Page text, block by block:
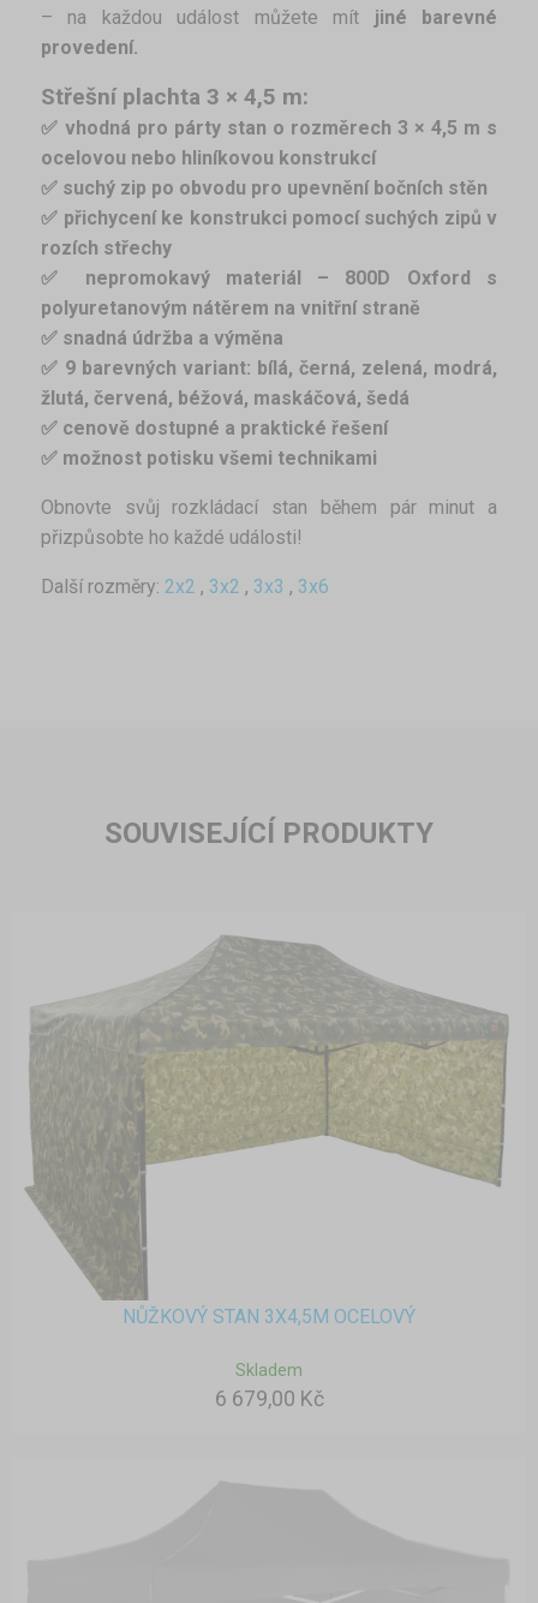
– na každou událost můžete mít jiné barevné
provedení.
Střešní plachta 3 × 4,5 m:
✅ vhodná pro párty stan o rozměrech 3 × 4,5 m s
ocelovou nebo hliníkovou konstrukcí
✅ suchý zip po obvodu pro upevnění bočních stěn
✅ přichycení ke konstrukci pomocí suchých zipů v
rozích střechy
✅ nepromokavý materiál – 800D Oxford s
polyuretanovým nátěrem na vnitřní straně
✅ snadná údržba a výměna
✅ 9 barevných variant: bílá, černá, zelená, modrá,
žlutá, červená, béžová, maskáčová, šedá
✅ cenově dostupné a praktické řešení
✅ možnost potisku všemi technikami
Obnovte svůj rozkládací stan během pár minut a
přizpůsobte ho každé události!
Další rozměry: 2x2 , 3x2 , 3x3 , 3x6
SOUVISEJÍCÍ PRODUKTY
NŮŽKOVÝ STAN 3X4,5M OCELOVÝ
Skladem
6 679,00 Kč